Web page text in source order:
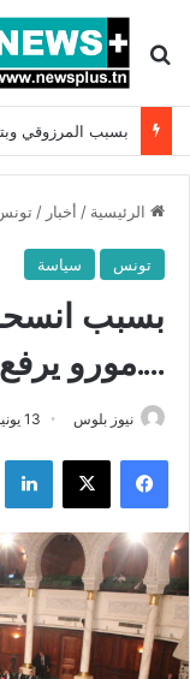
بحث عن
الرئيسية / أخبار /
تونس سياسة
بسبب
….مورو
نيوز بلوس 13 يونيو، 2019
فيسبوك X